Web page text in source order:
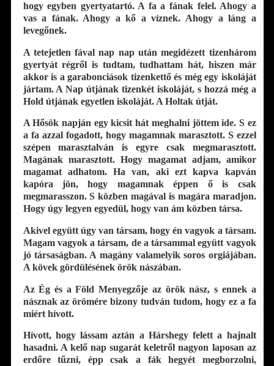
hogy egyben gyertyatartó. A fa a fának felel. Ahogy a
vas a fának. Ahogy a kő a víznek. Ahogy a láng a
levegőnek.
A tetejetlen fával nap nap után megidézett tizenhárom
gyertyát régről is tudtam, tudhattam hát, hiszen már
akkor is a garabonciások tizenkettő és még egy iskoláját
jártam. A Nap útjának tizenkét iskoláját, s hozzá még a
Hold útjának egyetlen iskoláját. A Holtak útját.
A Hősök napján egy kicsit hát meghalni jöttem ide. S ez
a fa azzal fogadott, hogy magamnak marasztott. S ezzel
szépen marasztalván is egyre csak megmarasztott.
Magának marasztott. Hogy magamat adjam, amikor
magamat adhatom. Ha van, aki ezt kapva kapván
kapóra jön, hogy magamnak éppen ő is csak
megmarasszon. S közben magával is magára maradjon.
Hogy úgy legyen egyedül, hogy van ám közben társa.
Akivel együtt úgy van társam, hogy én vagyok a társam.
Magam vagyok a társam, de a társammal együtt vagyok
jó társaságban. A magány valamelyik soros orgiájában.
A kövek gördülésének örök nászában.
Az Ég és a Föld Menyegzője az örök nász, s ennek a
násznak az örömére bizony tudván tudom, hogy ez a fa
miért hívott.
Hívott, hogy lássam aztán a Hárshegy felett a hajnalt
hasadni. A kelő nap sugarát keletről nagyon laposan az
erdőre tűzni, épp csak a fák hegyét megborzolni,